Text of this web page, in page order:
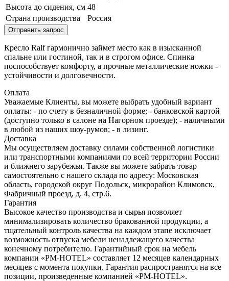
Высота до сидения, см 48
Страна производства
Россия
Отправить запрос
Кресло Ralf гармонично займет место как в изысканной
спальне или гостиной, так и в строгом офисе. Спинка
поспособствует комфорту, а прочные металлические ножки -
устойчивости и долговечности.
Оплата
Уважаемые Клиенты, вы можете выбрать удобный вариант
оплаты: - по счету в безналичной форме; - банковской картой
(доступно только в салоне на Нагорном проезде); - наличными
в любой из наших шоу-румов; - в лизинг.
Доставка
Мы осуществляем доставку силами собственной логистики
или транспортными компаниями по всей территории России
и ближнего зарубежья. Также вы можете забрать товар
самостоятельно с нашего склада по адресу: Московская
область, городcкой округ Подольск, микрорайон Климовск,
Фабричный проезд, д. 4, стр.6.
Гарантия
Высокое качество производства и сырья позволяет
минимализировать количество бракованной продукции, а
тщательный контроль качества на каждом этапе исключает
возможность отпуска мебели ненадлежащего качества
конечному потребителю. Гарантийный срок на мебель
компании «PM-HOTEL» составляет 12 месяцев календарных
месяцев с момента покупки. Гарантия распространятся на все
позиции, произведенные компанией «PM-HOTEL».